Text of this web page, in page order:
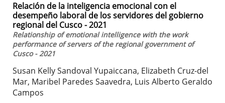
Relación de la inteligencia emocional con el
desempeño laboral de los servidores del gobierno
regional del Cusco - 2021
Relationship of emotional intelligence with the work
performance of servers of the regional government of
Cusco - 2021
Susan Kelly Sandoval Yupaiccana, Elizabeth Cruz-del
Mar, Maribel Paredes Saavedra, Luis Alberto Geraldo
Campos